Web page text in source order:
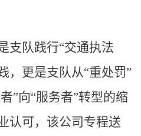
支队践行“交通执法
，更是支队从“重处罚”
”向“服务者”转型的缩
认可，该公司专程送